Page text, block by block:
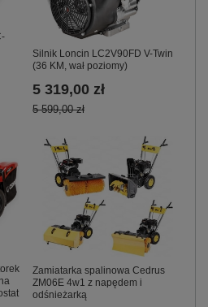
Silnik Loncin LC2V90FD V-Twin
(36 KM, wał poziomy)
5 319,00 zł
5 599,00 zł
Zamiatarka spalinowa Cedrus
ZM06E 4w1 z napędem i
odśnieżarką